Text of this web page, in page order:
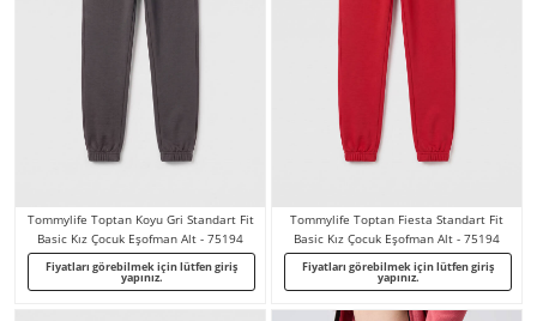
Tommylife Toptan Koyu Gri Standart Fit
Basic Kız Çocuk Eşofman Alt - 75194
Fiyatları görebilmek için lütfen giriş
yapınız.
Tommylife Toptan Fiesta Standart Fit
Basic Kız Çocuk Eşofman Alt - 75194
Fiyatları görebilmek için lütfen giriş
yapınız.